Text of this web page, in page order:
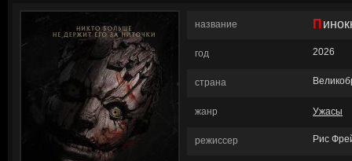
название
год 2026
страна
жанр Ужасы
режиссер Рис